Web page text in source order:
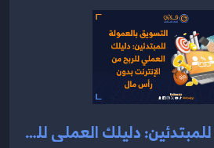
التسويق بالعمولة للمبتدئين: دليلك العملي للربح من الإنترنت بدون رأس مال